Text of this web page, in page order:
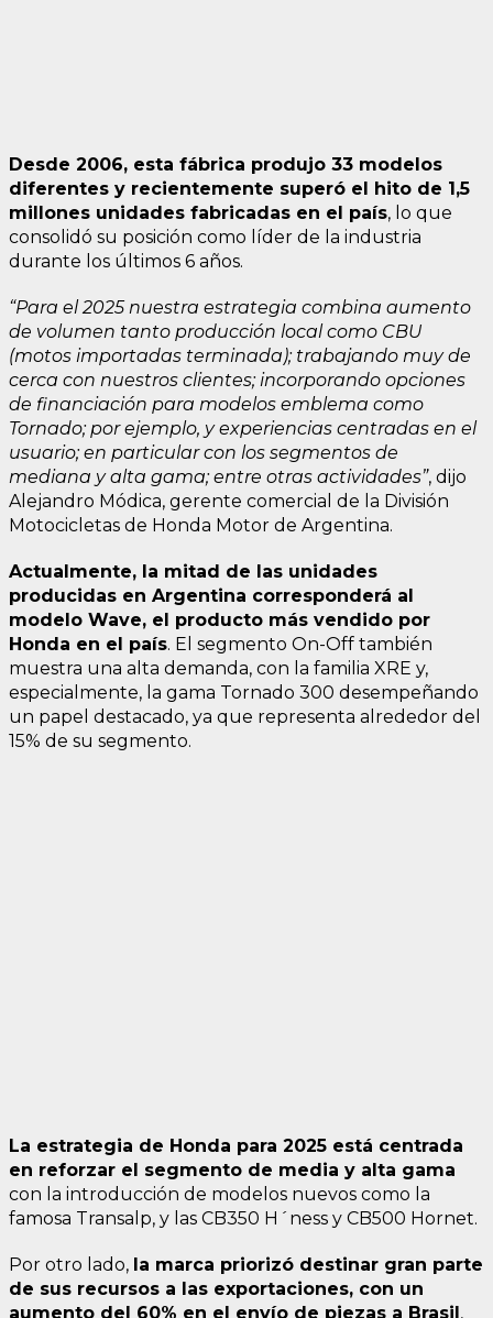
Desde 2006, esta fábrica produjo 33 modelos
diferentes y recientemente superó el hito de 1,5
millones unidades fabricadas en el país, lo que
consolidó su posición como líder de la industria
durante los últimos 6 años.
“Para el 2025 nuestra estrategia combina aumento
de volumen tanto producción local como CBU
(motos importadas terminada); trabajando muy de
cerca con nuestros clientes; incorporando opciones
de financiación para modelos emblema como
Tornado; por ejemplo, y experiencias centradas en el
usuario; en particular con los segmentos de
mediana y alta gama; entre otras actividades”, dijo
Alejandro Módica, gerente comercial de la División
Motocicletas de Honda Motor de Argentina.
Actualmente, la mitad de las unidades
producidas en Argentina corresponderá al
modelo Wave, el producto más vendido por
Honda en el país. El segmento On-Off también
muestra una alta demanda, con la familia XRE y,
especialmente, la gama Tornado 300 desempeñando
un papel destacado, ya que representa alrededor del
15% de su segmento.
La estrategia de Honda para 2025 está centrada
en reforzar el segmento de media y alta gama
con la introducción de modelos nuevos como la
famosa Transalp, y las CB350 H´ness y CB500 Hornet.
Por otro lado, la marca priorizó destinar gran parte
de sus recursos a las exportaciones, con un
aumento del 60% en el envío de piezas a Brasil,